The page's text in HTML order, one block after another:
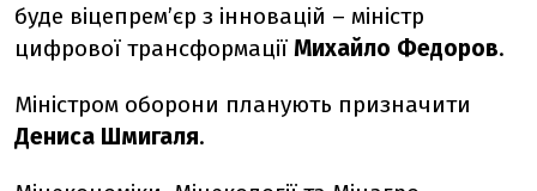
буде віцепремʼєр з інновацій – міністр
цифрової трансформації Михайло Федоров.
Міністром оборони планують призначити
Дениса Шмигаля.